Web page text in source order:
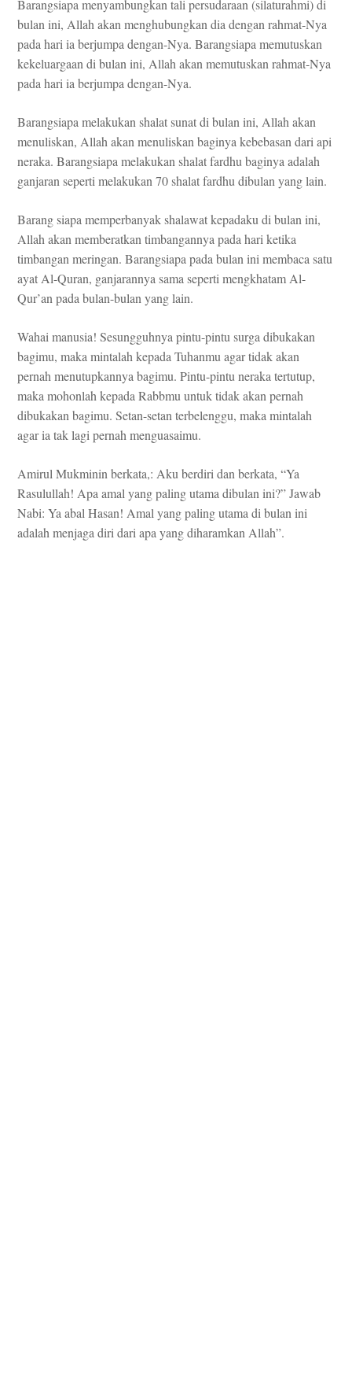
Barangsiapa menyambungkan tali persudaraan (silaturahmi) di
bulan ini, Allah akan menghubungkan dia dengan rahmat-Nya
pada hari ia berjumpa dengan-Nya. Barangsiapa memutuskan
kekeluargaan di bulan ini, Allah akan memutuskan rahmat-Nya
pada hari ia berjumpa dengan-Nya.
Barangsiapa melakukan shalat sunat di bulan ini, Allah akan
menuliskan, Allah akan menuliskan baginya kebebasan dari api
neraka. Barangsiapa melakukan shalat fardhu baginya adalah
ganjaran seperti melakukan 70 shalat fardhu dibulan yang lain.
Barang siapa memperbanyak shalawat kepadaku di bulan ini,
Allah akan memberatkan timbangannya pada hari ketika
timbangan meringan. Barangsiapa pada bulan ini membaca satu
ayat Al-Quran, ganjarannya sama seperti mengkhatam Al-
Qur’an pada bulan-bulan yang lain.
Wahai manusia! Sesungguhnya pintu-pintu surga dibukakan
bagimu, maka mintalah kepada Tuhanmu agar tidak akan
pernah menutupkannya bagimu. Pintu-pintu neraka tertutup,
maka mohonlah kepada Rabbmu untuk tidak akan pernah
dibukakan bagimu. Setan-setan terbelenggu, maka mintalah
agar ia tak lagi pernah menguasaimu.
Amirul Mukminin berkata,: Aku berdiri dan berkata, “Ya
Rasulullah! Apa amal yang paling utama dibulan ini?” Jawab
Nabi: Ya abal Hasan! Amal yang paling utama di bulan ini
adalah menjaga diri dari apa yang diharamkan Allah”.